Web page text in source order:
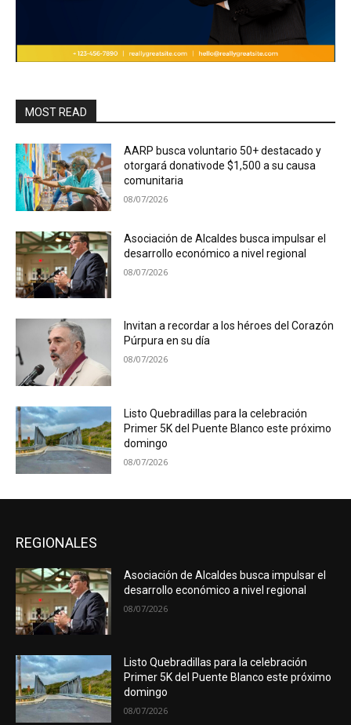
MOST READ
AARP busca voluntario 50+ destacado y
otorgará donativode $1,500 a su causa
comunitaria
08/07/2026
Asociación de Alcaldes busca impulsar el
desarrollo económico a nivel regional
08/07/2026
Invitan a recordar a los héroes del Corazón
Púrpura en su día
08/07/2026
Listo Quebradillas para la celebración
Primer 5K del Puente Blanco este próximo
domingo
08/07/2026
REGIONALES
Asociación de Alcaldes busca impulsar el
desarrollo económico a nivel regional
08/07/2026
Listo Quebradillas para la celebración
Primer 5K del Puente Blanco este próximo
domingo
08/07/2026